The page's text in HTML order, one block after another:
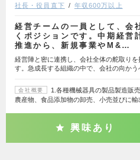
社長・役員直下
年収600万以上
経営チームの一員として、会
くポジションです。中期経営
推進から、新規事業やM&…
経営陣と密に連携し、会社全体の舵取り
す。急成長する組織の中で、会社の向かう
会社概要
1.各種機械器具の製品製造販
農産物、食品添加物の卸売、小売並びに輸
興味あり